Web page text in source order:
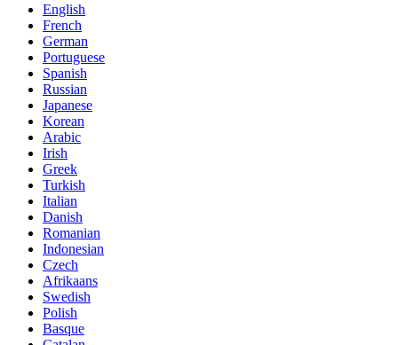
English
French
German
Portuguese
Spanish
Russian
Japanese
Korean
Arabic
Irish
Greek
Turkish
Italian
Danish
Romanian
Indonesian
Czech
Afrikaans
Swedish
Polish
Basque